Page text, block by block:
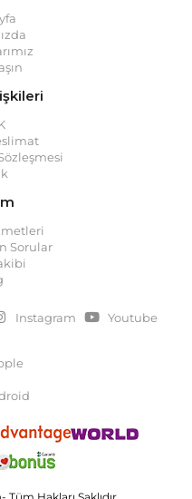
Sorular
Instagram Youtube